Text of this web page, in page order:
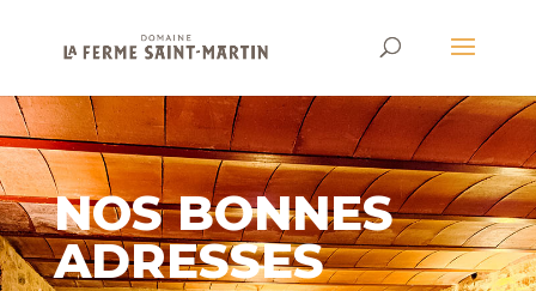
NOS BONNES
ADRESSES